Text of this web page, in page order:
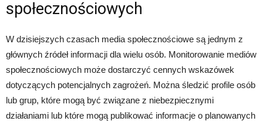
społecznościowych
W dzisiejszych czasach media społecznościowe są jednym z
głównych źródeł informacji dla wielu osób. Monitorowanie mediów
społecznościowych może dostarczyć cennych wskazówek
dotyczących potencjalnych zagrożeń. Można śledzić profile osób
lub grup, które mogą być związane z niebezpiecznymi
działaniami lub które mogą publikować informacje o planowanych